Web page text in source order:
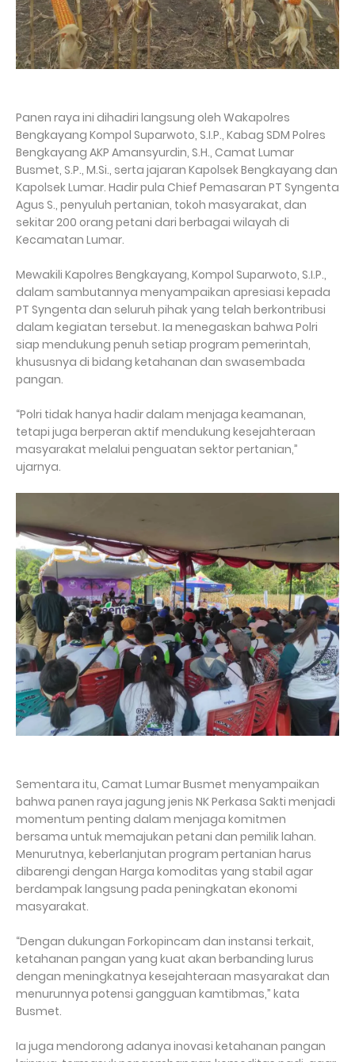
Panen raya ini dihadiri langsung oleh Wakapolres
Bengkayang Kompol Suparwoto, S.I.P., Kabag SDM Polres
Bengkayang AKP Amansyurdin, S.H., Camat Lumar
Busmet, S.P., M.Si., serta jajaran Kapolsek Bengkayang dan
Kapolsek Lumar. Hadir pula Chief Pemasaran PT Syngenta
Agus S., penyuluh pertanian, tokoh masyarakat, dan
sekitar 200 orang petani dari berbagai wilayah di
Kecamatan Lumar.
Mewakili Kapolres Bengkayang, Kompol Suparwoto, S.I.P.,
dalam sambutannya menyampaikan apresiasi kepada
PT Syngenta dan seluruh pihak yang telah berkontribusi
dalam kegiatan tersebut. Ia menegaskan bahwa Polri
siap mendukung penuh setiap program pemerintah,
khususnya di bidang ketahanan dan swasembada
pangan.
“Polri tidak hanya hadir dalam menjaga keamanan,
tetapi juga berperan aktif mendukung kesejahteraan
masyarakat melalui penguatan sektor pertanian,”
ujarnya.
Sementara itu, Camat Lumar Busmet menyampaikan
bahwa panen raya jagung jenis NK Perkasa Sakti menjadi
momentum penting dalam menjaga komitmen
bersama untuk memajukan petani dan pemilik lahan.
Menurutnya, keberlanjutan program pertanian harus
dibarengi dengan Harga komoditas yang stabil agar
berdampak langsung pada peningkatan ekonomi
masyarakat.
“Dengan dukungan Forkopincam dan instansi terkait,
ketahanan pangan yang kuat akan berbanding lurus
dengan meningkatnya kesejahteraan masyarakat dan
menurunnya potensi gangguan kamtibmas,” kata
Busmet.
Ia juga mendorong adanya inovasi ketahanan pangan